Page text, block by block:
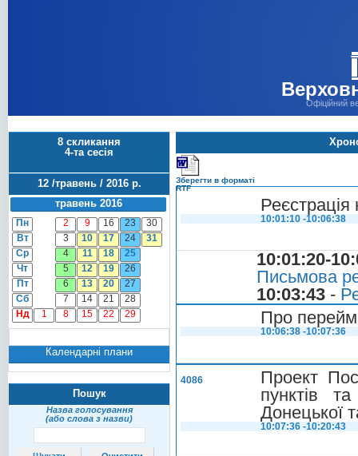
Офіційний
8 скликання
4-та сесія
12 /травень / 2016 р.
травень 2016
Пн 2 9 16 23
30
Вт
3 10 17 24
31
Ср
4 11 18
25
Чт
5 12 19
26
Пт
6 13 20
27
Сб
7 14 21
28
Нд
1 8 15 22 29
Календарні плани
Пошук
Назва голосування
(або слова з назви)
Зберегти в форматі
RTF
Реєстрація
10:01:10 -10:06:38
10:01:20-
Письмова
10:03:43 -
Про
10:06:38 -10:07:36
4086
Проект
пунктів
Донецької
10:07:36 -10:20:43